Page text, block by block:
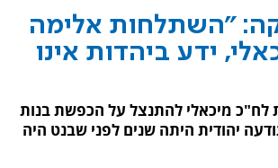
"השתלחות אלימה
ידע ביהדות אינו
לח"כ מיכאלי להתנצל על הכפשת בנות
יהודית היתה שנים לפני שבנט היה